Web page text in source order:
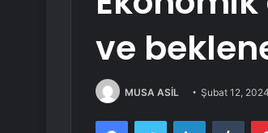
ve
MUSA ASİL Şubat 12, 2024
FacebookTwitter LinkedIn